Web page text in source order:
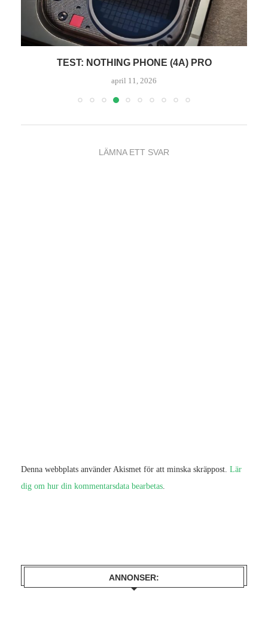
TEST: GOOGLE PIXEL 10 PRO FOLD
april 3, 2026
LÄMNA ETT SVAR
Denna webbplats använder Akismet för att minska skräppost. Lär
dig om hur din kommentarsdata bearbetas
ANNONSER: